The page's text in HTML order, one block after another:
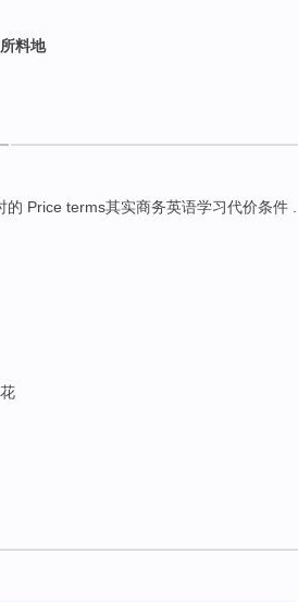
料地
的 Price terms其实商务英语学习代价条件 ...